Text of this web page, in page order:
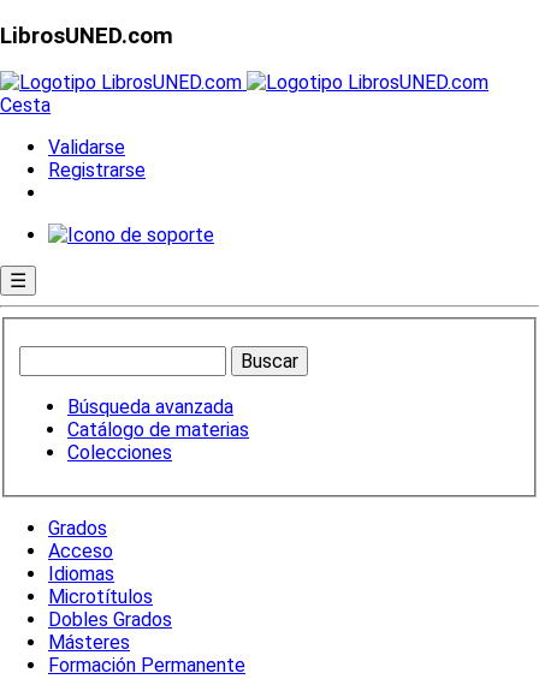
LibrosUNED.com
Cesta
Validarse
Registrarse
☰
Búsqueda avanzada
Catálogo de materias
Colecciones
Grados
Acceso
Idiomas
Microtítulos
Dobles Grados
Másteres
Formación Permanente